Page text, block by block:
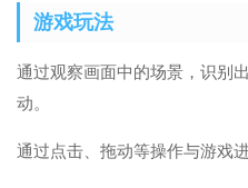
游戏玩法
通过观察画面中的场景，识别
动。
通过点击、拖动等操作与游戏